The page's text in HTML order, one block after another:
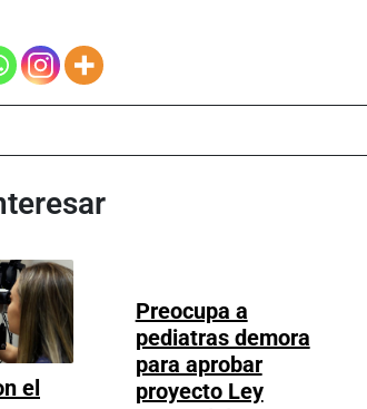
el
Preocupa a
pediatras demora
para aprobar
proyecto Ley